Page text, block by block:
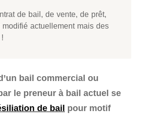
de bail, de vente, de prêt,
actuellement mais des
bail commercial ou
le preneur à bail actuel se
de bail pour motif